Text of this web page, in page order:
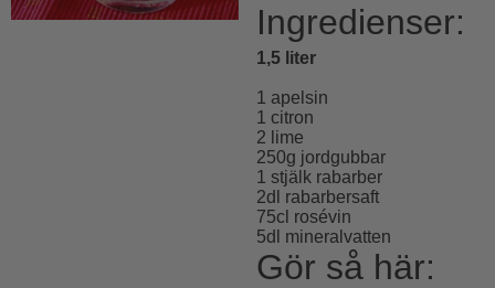
Ingredienser:
1,5 liter
1 apelsin
1 citron
2 lime
250g jordgubbar
1 stjälk rabarber
2dl rabarbersaft
75cl rosévin
5dl mineralvatten
Gör så här: